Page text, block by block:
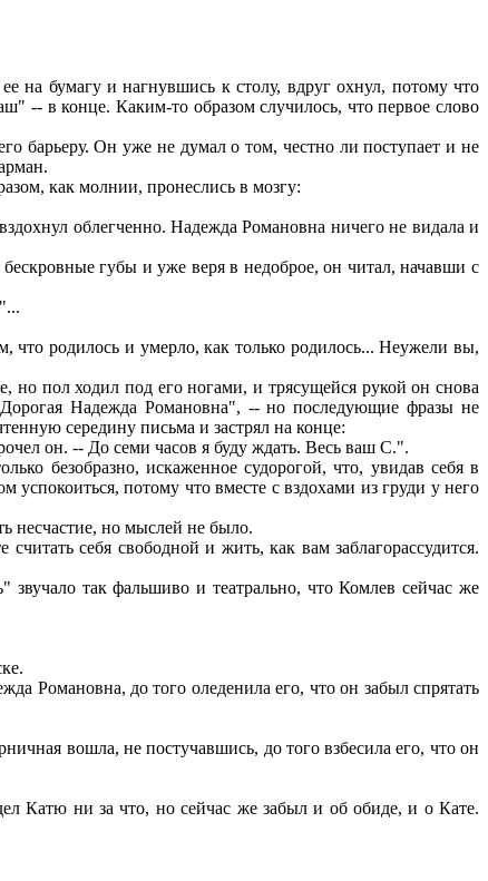
на бумагу и нагнувшись к столу, вдруг охнул, потому что
-- в конце. Каким-то образом случилось, что первое слово
барьеру. Он уже не думал о том, честно ли поступает и не
как молнии, пронеслись в мозгу:
облегченно. Надежда Романовна ничего не видала и
губы и уже веря в недоброе, он читал, начавши с
родилось и умерло, как только родилось... Неужели вы,
пол ходил под его ногами, и трясущейся рукой он снова
Надежда Романовна", -- но последующие фразы не
середину письма и застрял на конце:
он. -- До семи часов я буду ждать. Весь ваш С.".
безобразно, искаженное судорогой, что, увидав себя в
потому что вместе с вздохами из груди у него
несчастие, но мыслей не было.
себя свободной и жить, как вам заблагорассудится.
так фальшиво и театрально, что Комлев сейчас же
Романовна, до того оледенила его, что он забыл спрятать
вошла, не постучавшись, до того взбесила его, что он
Катю ни за что, но сейчас же забыл и об обиде, и о Кате.